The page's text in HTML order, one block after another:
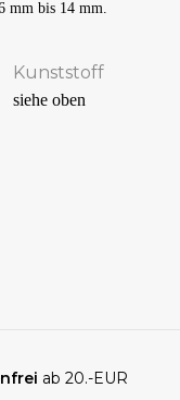
mm bis 14 mm.
Kunststoff
siehe oben
ab 20.-EUR